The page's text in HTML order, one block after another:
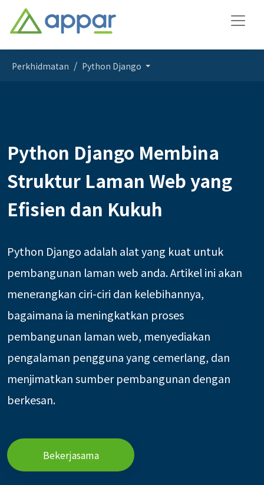
Perkhidmatan Python Django
Python Django Membina
Struktur Laman Web yang
Efisien dan Kukuh
Python Django adalah alat yang kuat untuk
pembangunan laman web anda. Artikel ini akan
menerangkan ciri-ciri dan kelebihannya,
bagaimana ia meningkatkan proses
pembangunan laman web, menyediakan
pengalaman pengguna yang cemerlang, dan
menjimatkan sumber pembangunan dengan
berkesan.
Bekerjasama